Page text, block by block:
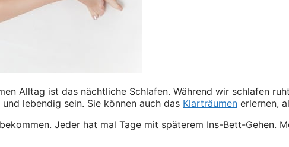
Alltag ist das nächtliche Schlafen. Während wir schlafen
lebendig sein. Sie können auch das Klarträumen erlernen,
Jeder hat mal Tage mit späterem Ins-Bett-Gehen.